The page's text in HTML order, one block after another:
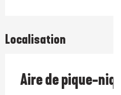
Localisation
Aire de pique-